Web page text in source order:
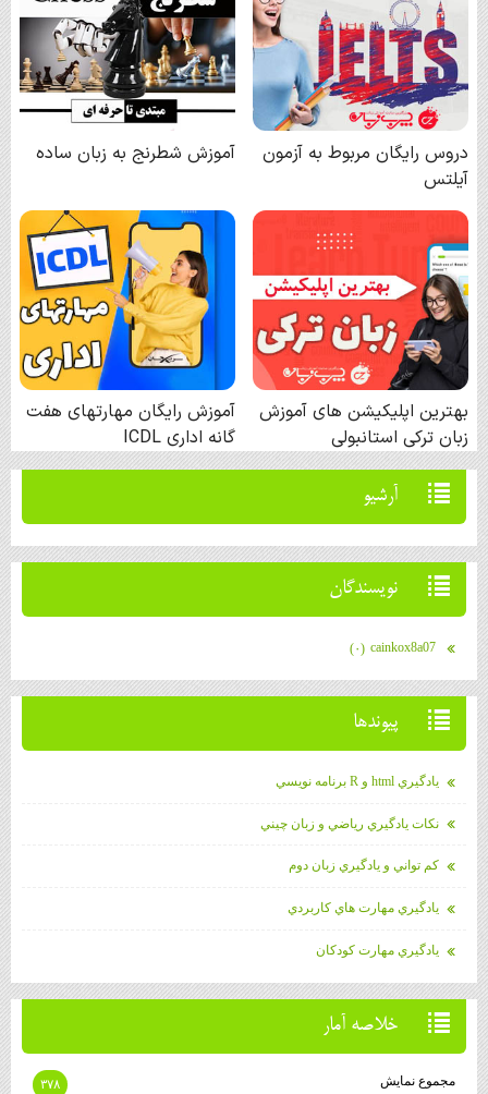
آرشيو
نويسندگان
(۰)
پيوندها
يادگيري html و R برنامه نويسي
نكات يادگيري رياضي و زبان چيني
كم تواني و يادگيري زبان دوم
يادگيري مهارت هاي كاربردي
يادگيري مهارت كودكان
خلاصه آمار
مجموع نمایش‌ ۳۷۸